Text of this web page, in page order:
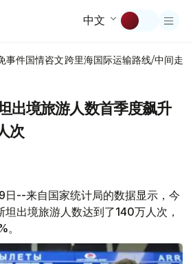
中文
事件国情咨文跨里海国际运输路线/中间走廊
出境旅游人数首季度飙升
次
--来自国家统计局的数据显示，今
出境旅游人数达到了140万人次，